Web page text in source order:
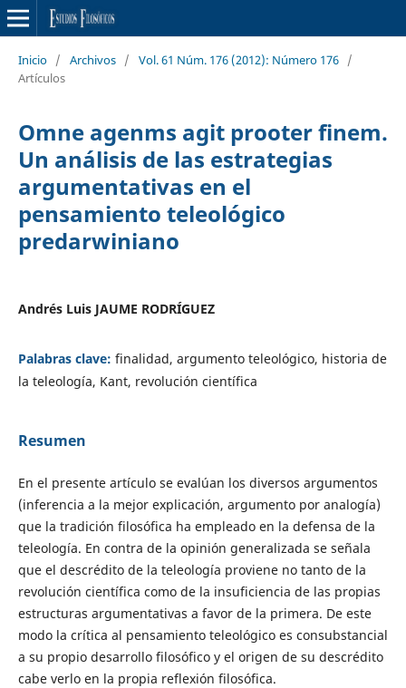
Inicio / Archivos / Vol. 61 Núm. 176 (2012): Número 176 /
Artículos
Omne agenms agit prooter finem.
Un análisis de las estrategias
argumentativas en el
pensamiento teleológico
predarwiniano
Andrés Luis JAUME RODRÍGUEZ
Palabras clave: finalidad, argumento teleológico, historia de
la teleología, Kant, revolución científica
Resumen
En el presente artículo se evalúan los diversos argumentos
(inferencia a la mejor explicación, argumento por analogía)
que la tradición filosófica ha empleado en la defensa de la
teleología. En contra de la opinión generalizada se señala
que el descrédito de la teleología proviene no tanto de la
revolución científica como de la insuficiencia de las propias
estructuras argumentativas a favor de la primera. De este
modo la crítica al pensamiento teleológico es consubstancial
a su propio desarrollo filosófico y el origen de su descrédito
cabe verlo en la propia reflexión filosófica.